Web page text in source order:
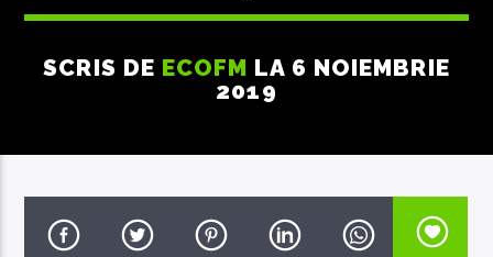
SCRIS DE ECOFM LA 6 NOIEMBRIE
2019